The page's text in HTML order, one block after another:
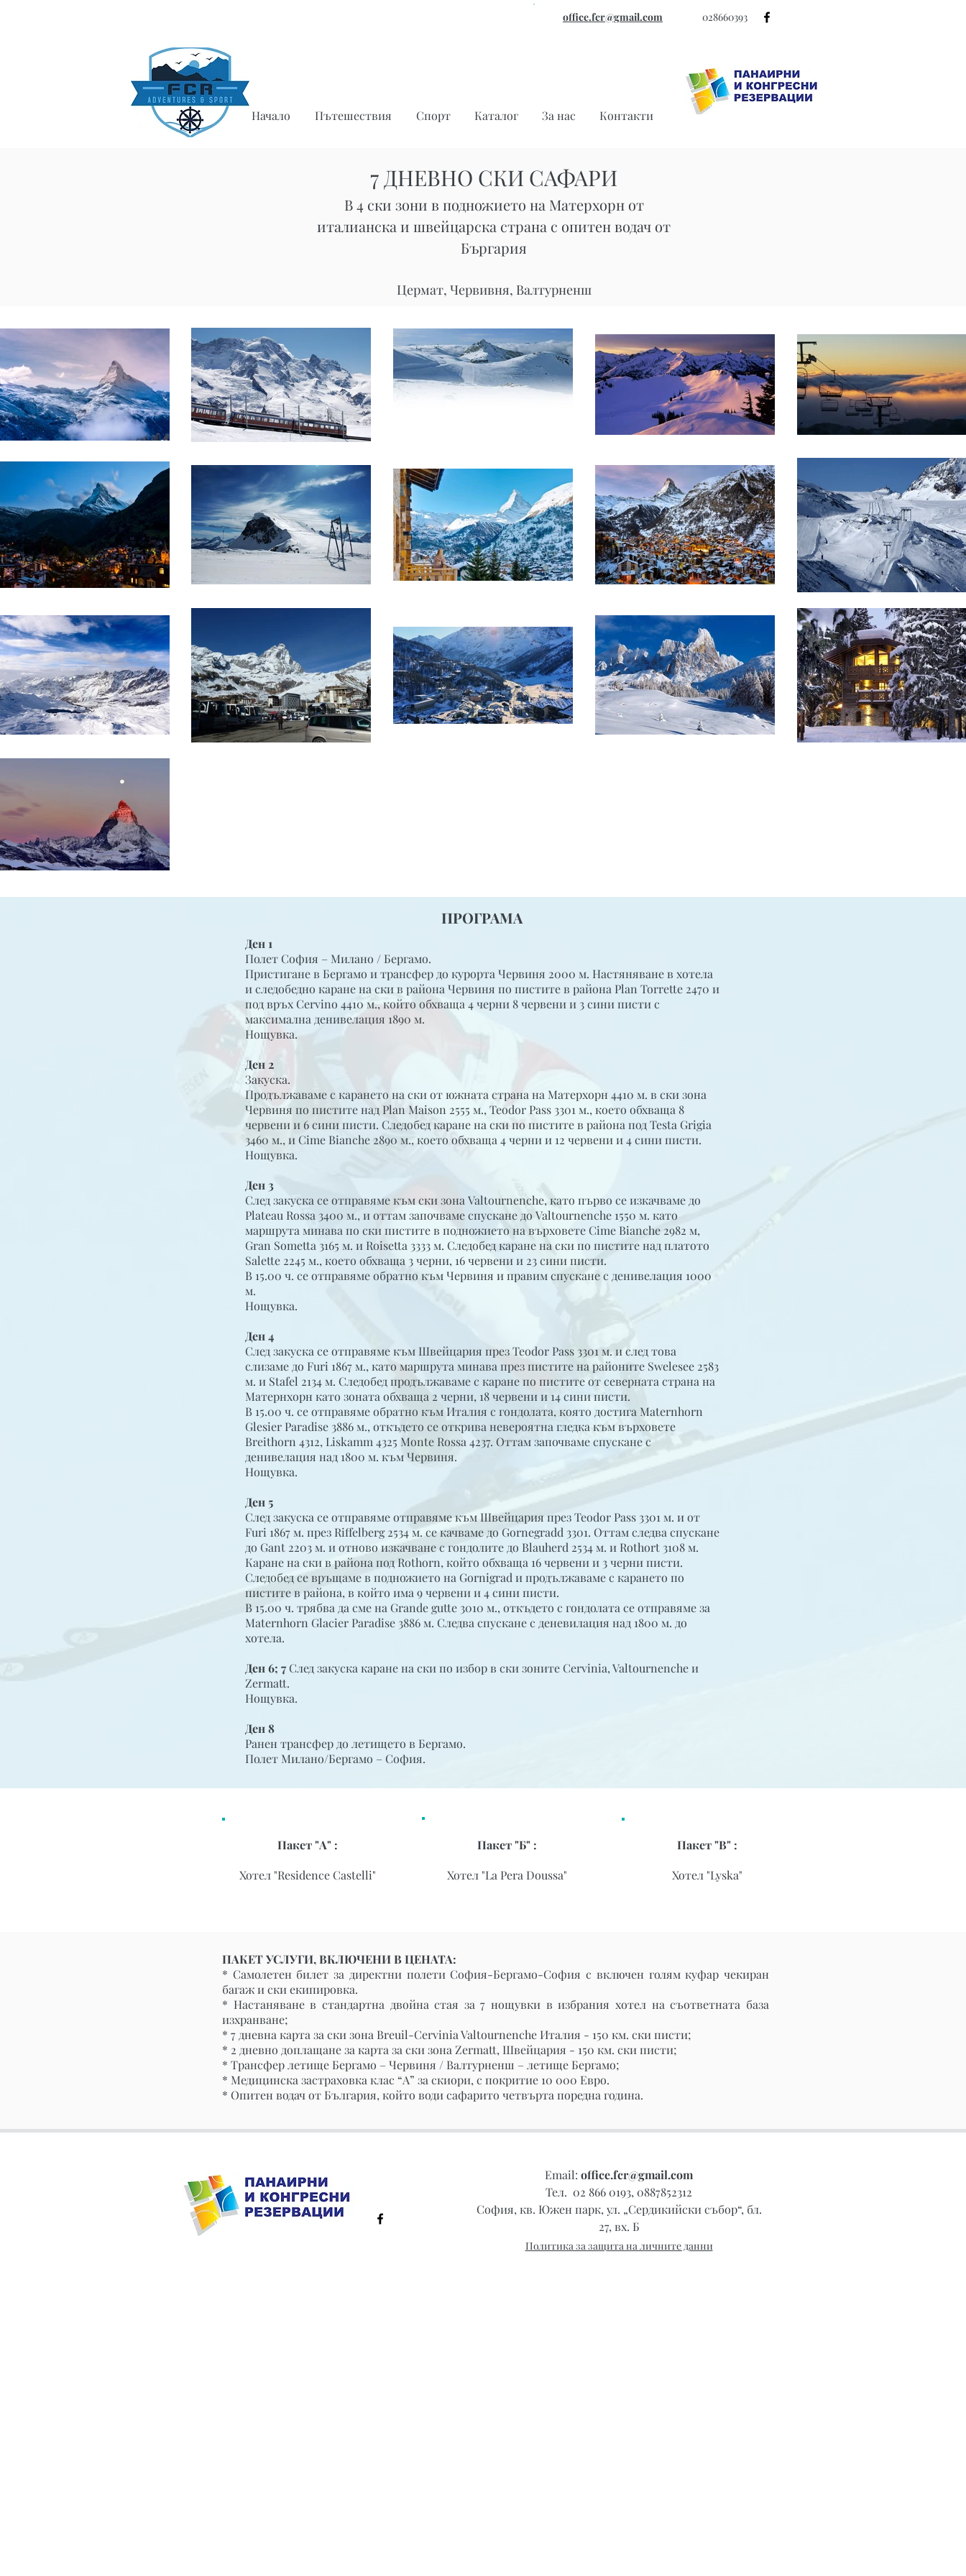
office.fcr@gmail.com 028660393
Начало Пътешествия Спорт Каталог За нас Контакти
7 ДНЕВНО СКИ САФАРИ
В 4 ски зони в подножието на Матерхорн от
италианска и швейцарска страна с опитен водач от
Бъргария
Цермат, Червивня, Валтурненш
ПРОГРАМА
Ден 1
Полет София – Милано / Бергамо.
Пристигане в Бергамо и трансфер до курорта Червиня 2000 м. Настяняване в хотела
и следобедно каране на ски в района Червиня по пистите в района Plan Torrette 2470 и
под връх Cervino 4410 м., който обхваща 4 черни 8 червени и 3 сини писти с
максимална денивелация 1890 м.
Нощувка.
Ден 2
Закуска.
Продължаваме с карането на ски от южната страна на Матерхорн 4410 м. в ски зона
Червиня по пистите над Plan Maison 2555 м., Teodor Pass 3301 м., което обхваща 8
червени и 6 сини писти. Следобед каране на ски по пистите в района под Testa Grigia
3460 м., и Cime Bianche 2890 м., което обхваща 4 черни и 12 червени и 4 сини писти.
Нощувка.
Ден 3
След закуска се отправяме към ски зона Valtournenche, като първо се изкачваме до
Plateau Rossa 3400 м., и оттам започваме спускане до Valtournenche 1550 м. като
маршрута минава по ски пистите в подножието на върховете Cime Bianche 2982 м,
Gran Sometta 3165 м. и Roisetta 3333 м. Следобед каране на ски по пистите над платото
Salette 2245 м., което обхваща 3 черни, 16 червени и 23 сини писти.
В 15.00 ч. се отправяме обратно към Червиня и правим спускане с денивелация 1000
м.
Нощувка.
Ден 4
След закуска се отправяме към Швейцария през Teodor Pass 3301 м. и след това
слизаме до Furi 1867 м., като маршрута минава през пистите на районите Swelesee 2583
м. и Stafel 2134 м. Следобед продължаваме с каране по пистите от северната страна на
Матернхорн като зоната обхваща 2 черни, 18 червени и 14 сини писти.
В 15.00 ч. се отправяме обратно към Италия с гондолата, която достига Maternhorn
Glesier Paradise 3886 м., откъдето се открива невероятна гледка към върховете
Breithorn 4312, Liskamm 4325 Monte Rossa 4237. Оттам започваме спускане с
денивелация над 1800 м. към Червиня.
Нощувка.
Ден 5
След закуска се отправяме отправяме към Швейцария през Teodor Pass 3301 м. и от
Furi 1867 м. през Riffelberg 2534 м. се качваме до Gornegradd 3301. Оттам следва спускане
до Gant 2203 м. и отново изкачване с гондолите до Blauherd 2534 м. и Rothort 3108 м.
Каране на ски в района под Rothorn, който обхваща 16 червени и 3 черни писти.
Следобед се връщаме в подножието на Gornigrad и продължаваме с карането по
пистите в района, в който има 9 червени и 4 сини писти.
В 15.00 ч. трябва да сме на Grande gutte 3010 м., откъдето с гондолата се отправяме за
Maternhorn Glacier Paradise 3886 м. Следва спускане с деневилация над 1800 м. до
хотела.
Ден 6; 7След закуска каране на ски по избор в ски зоните Cervinia, Valtournenche и
Zermatt.
Нощувка.
Ден 8
Ранен трансфер до летището в Бергамо.
Полет Милано/Бергамо – София.
Пакет "А" :
Хотел "Residence Castelli"
Пакет "Б" :
Хотел "La Pera Doussa"
Пакет "В" :
Хотел "Lyska"
ПАКЕТ УСЛУГИ, ВКЛЮЧЕНИ В ЦЕНАТА:
* Самолетен билет за директни полети София-Бергамо-София с включен голям куфар чекиран
багаж и ски екипировка.
* Настаняване в стандартна двойна стая за 7 нощувки в избрания хотел на съответната база
изхранване;
* 7 дневна карта за ски зона Breuil-Cervinia Valtournenche Италия - 150 км. ски писти;
* 2 дневно доплащане за карта за ски зона Zermatt, Швейцария - 150 км. ски писти;
* Трансфер летище Бергамо – Червиня / Валтурненш – летище Бергамо;
* Медицинска застраховка клас “А” за скиори, с покритие 10 000 Евро.
* Опитен водач от България, който води сафарито четвърта поредна година.
Email: office.fcr@gmail.com
Тел. 02 866 0193, 0887852312
София, кв. Южен парк, ул. „Сердикийски събор“, бл.
27, вх. Б
Политика за защита на личните данни